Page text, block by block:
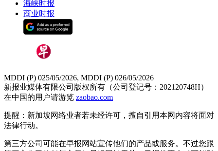
海峡时报
商业时报
MDDI (P) 025/05/2026, MDDI (P) 026/05/2026
新报业媒体有限公司版权所有（公司登记号：202120748H）
在中国的用户请游览 zaobao.com
提醒：新加坡网络业者若未经许可，擅自引用本网内容将面对
法律行动。
第三方公司可能在早报网站宣传他们的产品或服务。不过您跟